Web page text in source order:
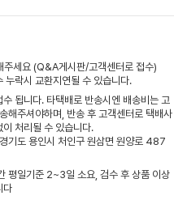
주세요 (Q&A게시판/고객센터로 접수)
락시 교환지연될 수 있습니다.
됩니다. 타택배로 반송시엔 배송비는 고
해주셔야하며, 반송 후 고객센터로 택배사
처리될 수 있습니다.
기도 용인시 처인구 원삼면 원양로 487
평일기준 2~3일 소요, 검수 후 상품 이상
다